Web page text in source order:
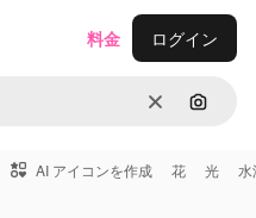
消去 画像で
料金 ログイン
AI アイコンを作成 花 光 水